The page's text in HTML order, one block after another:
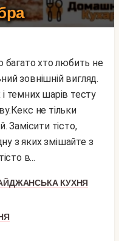
зовнішній вигляд.
темних шарів тесту
не тільки
Замісити тісто,
з яких змішайте з
в...
КУХНЯ